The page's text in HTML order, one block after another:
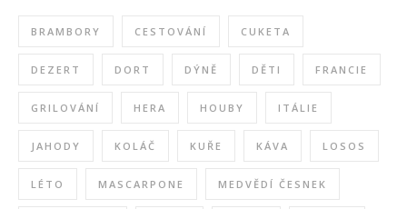
BRAMBORY CESTOVÁNÍ CUKETA
DEZERT DORT DÝNĚ DĚTI FRANCIE
GRILOVÁNÍ HERA HOUBY ITÁLIE
JAHODY KOLÁČ KUŘE KÁVA LOSOS
LÉTO MASCARPONE MEDVĚDÍ ČESNEK